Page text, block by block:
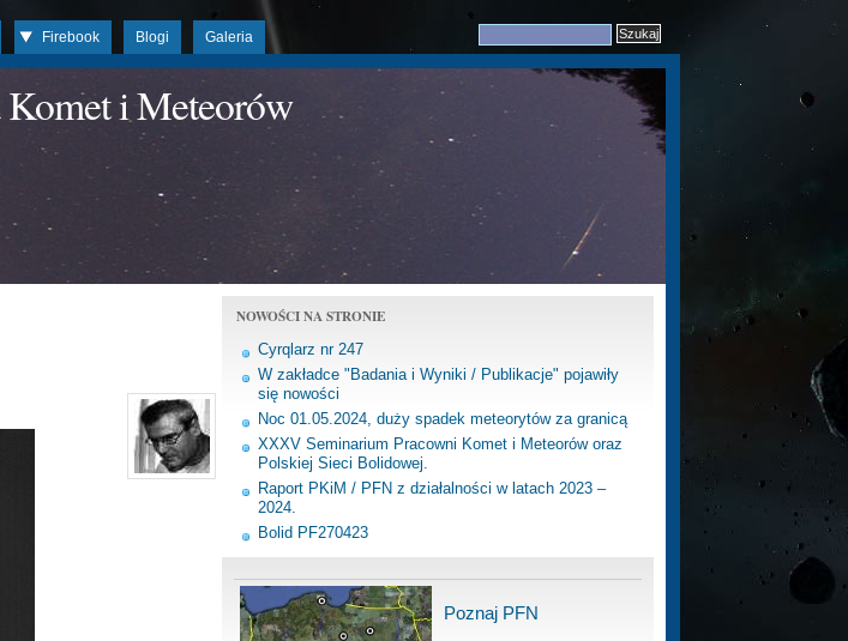
Firebook Blogi Galeria
i Meteorów
NOWOŚCI NA STRONIE
Cyrqlarz nr 247
W zakładce "Badania i Wyniki / Publikacje" pojawiły
się nowości
Noc 01.05.2024, duży spadek meteorytów za granicą
XXXV Seminarium Pracowni Komet i Meteorów oraz
Polskiej Sieci Bolidowej.
Raport PKiM / PFN z działalności w latach 2023 –
2024.
Bolid PF270423
Poznaj PFN